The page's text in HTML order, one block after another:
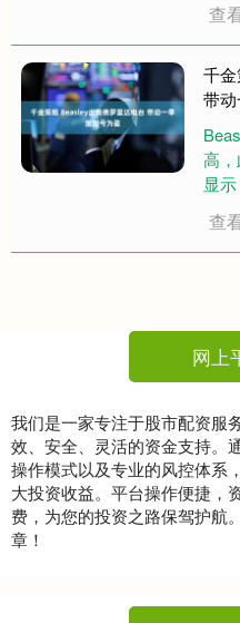
数
达
场
查
千
带
高
显
资
盈
查
网上
我们是一家专注于股市配资服
效、安全、灵活的资金支持。
操作模式以及专业的风控体系
大投资收益。平台操作便捷，
费，为您的投资之路保驾护航
章！